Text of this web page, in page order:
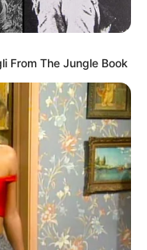
ΔΙΚΗΓΟΡΟΣ ΜΙΑ
ΜΟΝΗ ΤΗΣ ΓΙΑ ΝΑ
ΕΡΕΥΝΑΣ ΠΟΥ ΤΗΣ
From The Jungle Book